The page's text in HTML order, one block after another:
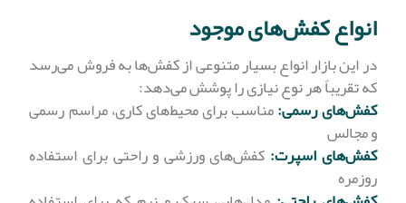
انواع کفش‌های موجود
در این بازار انواع بسیار متنوعی از کفش‌ها به فروش می‌رسد
که تقریباً هر نوع نیازی را پوشش می‌دهد:
کفش‌های رسمی:مناسب برای محیط‌های کاری، مراسم رسمی
و مجالس
کفش‌های اسپرت: کفش‌های ورزشی و راحتی برای استفاده
روزمره